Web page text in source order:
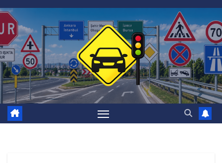
Skip
to
content